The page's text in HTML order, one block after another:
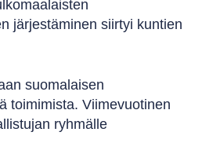
järjestäminen siirtyi kuntien
suomalaisen
toimimista. Viimevuotinen
ryhmälle